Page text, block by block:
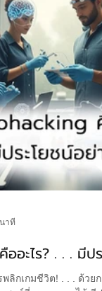
อะไร? . . . มีป
พลิกเกมชีวิต! . . . ด้ว
าที